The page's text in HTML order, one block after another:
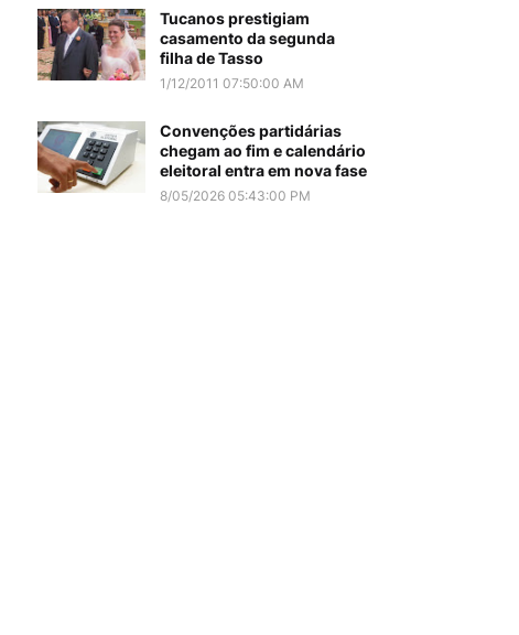
Tucanos prestigiam
casamento da segunda
filha de Tasso
1/12/2011 07:50:00 AM
Convenções partidárias
chegam ao fim e calendário
eleitoral entra em nova fase
8/05/2026 05:43:00 PM